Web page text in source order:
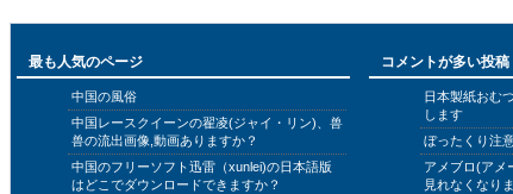
最も人気のページ
中国の風俗
中国レースクイーンの翟凌(ジャイ・リン)、兽
兽の流出画像,動画ありますか？
中国のフリーソフト迅雷（xunlei)の日本語版
はどこでダウンロードできますか？
コメントが多い投稿
日本製紙おむ
します
ぼったくり注
アメブロ(アメ
見れなくなり